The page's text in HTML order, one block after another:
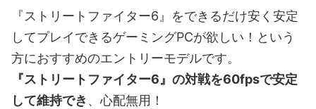
『ストリートファイター6』をできるだけ安く安定
してプレイできるゲーミングPCが欲しい！という
方におすすめのエントリーモデルです。
『ストリートファイター6』の対戦を60fpsで安定
して維持でき 、心配無用！